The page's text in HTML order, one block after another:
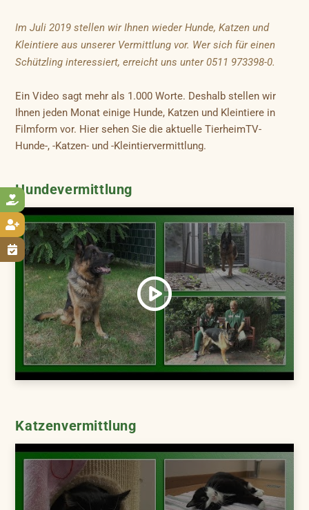



Im Juli 2019 stellen wir Ihnen wieder Hunde, Katzen und
Kleintiere aus unserer Vermittlung vor. Wer sich für einen
Schützling interessiert, erreicht uns unter 0511 973398-0.
Ein Video sagt mehr als 1.000 Worte. Deshalb stellen wir
Ihnen jeden Monat einige Hunde, Katzen und Kleintiere in
Filmform vor. Hier sehen Sie die aktuelle TierheimTV-
Hunde-, -Katzen- und -Kleintiervermittlung.
Hundevermittlung
Katzenvermittlung